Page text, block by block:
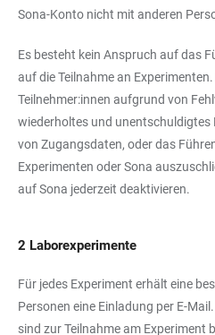
Sona-Konto nicht mit anderen
Es besteht kein Anspruch auf das
auf die Teilnahme an
Teilnehmer:innen aufgrund von
wiederholtes und unentschuldigtes
von Zugangsdaten, oder das
Experimenten oder Sona
auf Sona jederzeit deaktivieren.
2 Laborexperimente
Für jedes Experiment erhält eine
Personen eine Einladung per E-
sind zur Teilnahme am Experiment